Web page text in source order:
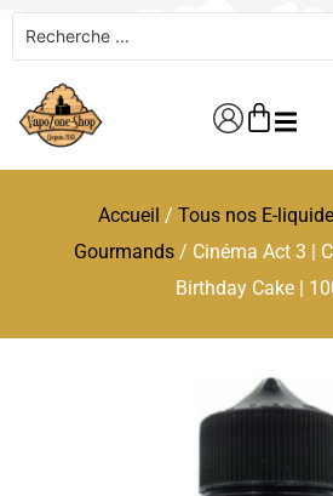
Accueil / Tous nos E-
Gourmands/ Cinéma Act 3 |
Birthday Cake |